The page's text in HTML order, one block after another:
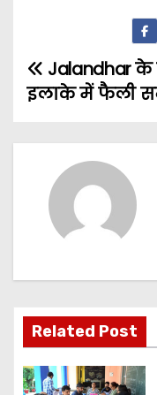
Jalandhar
इलाके में फैली
Related Post